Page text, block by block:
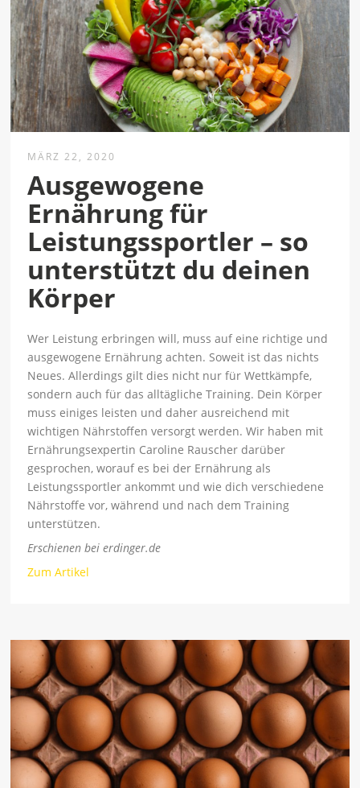
MÄRZ 22, 2020
Ausgewogene
Ernährung für
Leistungssportler – so
unterstützt du deinen
Körper
Wer Leistung erbringen will, muss auf eine richtige und
ausgewogene Ernährung achten. Soweit ist das nichts
Neues. Allerdings gilt dies nicht nur für Wettkämpfe,
sondern auch für das alltägliche Training. Dein Körper
muss einiges leisten und daher ausreichend mit
wichtigen Nährstoffen versorgt werden. Wir haben mit
Ernährungsexpertin Caroline Rauscher darüber
gesprochen, worauf es bei der Ernährung als
Leistungssportler ankommt und wie dich verschiedene
Nährstoffe vor, während und nach dem Training
unterstützen.
Erschienen bei erdinger.de
Zum Artikel